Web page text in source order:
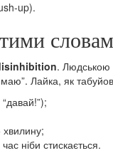
up).
. Людською
Лайка, як
ніби стискається.